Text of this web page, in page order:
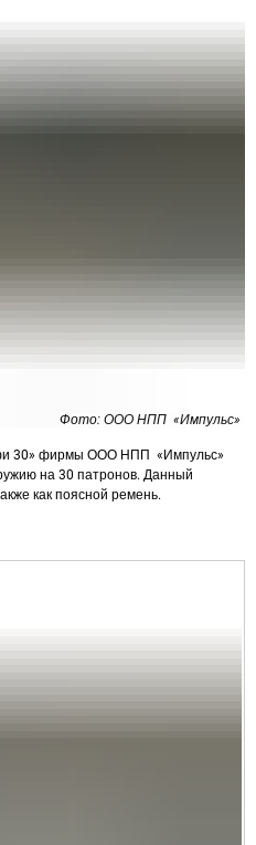
Фото: ООО НПП «Импульс»
30» фирмы ООО НПП «Импульс»
на 30 патронов. Данный
как поясной ремень.